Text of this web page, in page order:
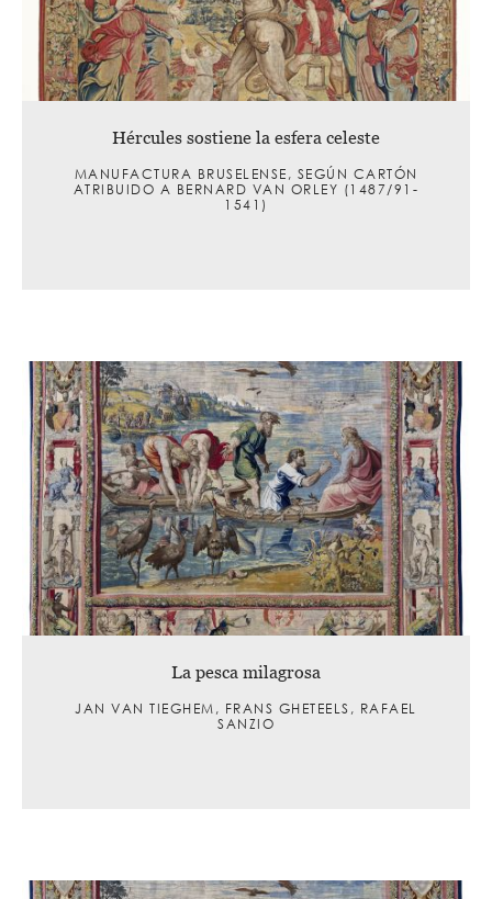
Hércules sostiene la esfera celeste
MANUFACTURA BRUSELENSE, SEGÚN CARTÓN
ATRIBUIDO A BERNARD VAN ORLEY (1487/91-
1541)
La pesca milagrosa
JAN VAN TIEGHEM, FRANS GHETEELS, RAFAEL
SANZIO